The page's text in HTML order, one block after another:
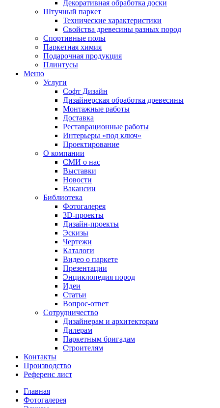
Декоративная обработка доски
Штучный паркет
Технические характеристики
Свойства древесины разных пород
Спортивные полы
Паркетная химия
Подарочная продукция
Плинтусы
Меню
Услуги
Софт Дизайн
Дизайнерская обработка древесины
Монтажные работы
Доставка
Реставрационные работы
Интерьеры «под ключ»
Проектирование
О компании
СМИ о нас
Выставки
Новости
Вакансии
Библиотека
Фотогалерея
3D-проекты
Дизайн-проекты
Эскизы
Чертежи
Каталоги
Видео о паркете
Презентации
Энциклопедия пород
Идеи
Статьи
Вопрос-ответ
Сотрудничество
Дизайнерам и архитекторам
Дилерам
Паркетным бригадам
Строителям
Контакты
Производство
Референс лист
Главная
Фотогалерея